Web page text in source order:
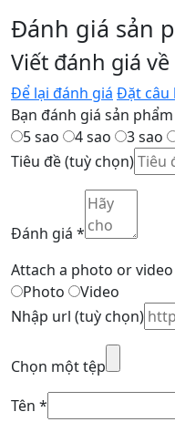
Đánh giá sản
Viết đánh giá
Để lại đánh giá Đặt câu
Bạn đánh giá sản
5 sao
4 sao 3 sao
Tiêu đề(tuỳ chọn)
Đánh giá *
Attach a photo or video
Photo
Video
Nhập url (tuỳ chọn)
Chọn một tệp
Tên *